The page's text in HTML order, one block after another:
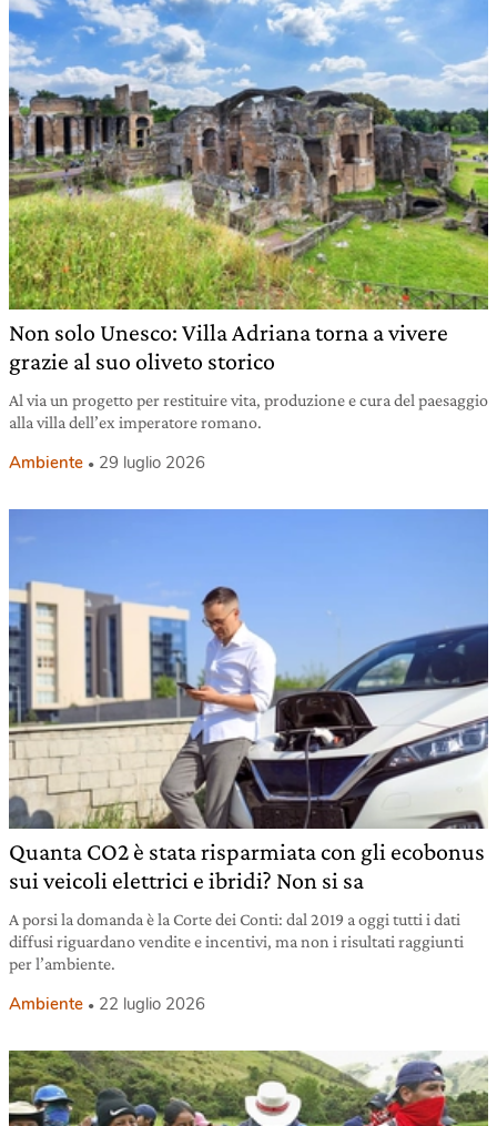
Non solo Unesco: Villa Adriana torna a vivere
grazie al suo oliveto storico
Al via un progetto per restituire vita, produzione e cura del paesaggio
alla villa dell’ex imperatore romano.
Ambiente 29 luglio 2026
Quanta CO2 è stata risparmiata con gli ecobonus
sui veicoli elettrici e ibridi? Non si sa
A porsi la domanda è la Corte dei Conti: dal 2019 a oggi tutti i dati
diffusi riguardano vendite e incentivi, ma non i risultati raggiunti
per l’ambiente.
Ambiente 22 luglio 2026